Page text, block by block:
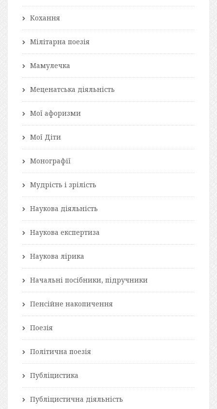
Кохання
Мілітарна поезія
Мамулечка
Меценатська діяльність
Мої афоризми
Мої Діти
Монографії
Мудрість і зрілість
Наукова діяльність
Наукова експертиза
Наукова лірика
Начальні посібники, підручники
Пенсійне накопичення
Поезія
Політична поезія
Публіцистика
Публіцистична діяльність